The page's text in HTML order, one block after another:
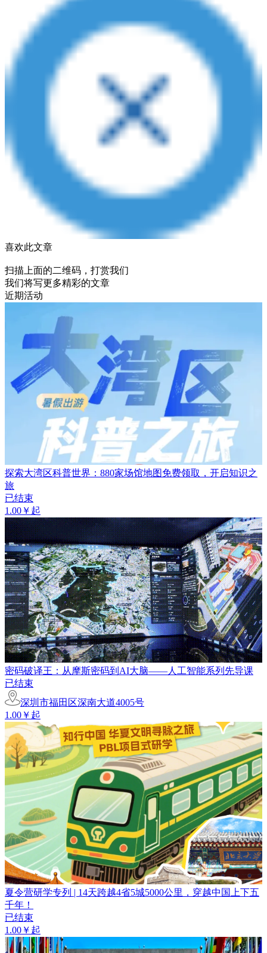
喜欢此文章
扫描上面的二维码，打赏我们
我们将写更多精彩的文章
近期活动
探索大湾区科普世界：880家场馆地图免费领取，开启知识之
旅
已结束
1.00￥起
密码破译王：从摩斯密码到AI大脑——人工智能系列先导课
已结束
深圳市福田区深南大道4005号
1.00￥起
夏令营研学专列 | 14天跨越4省5城5000公里，穿越中国上下五
千年！
已结束
1.00￥起